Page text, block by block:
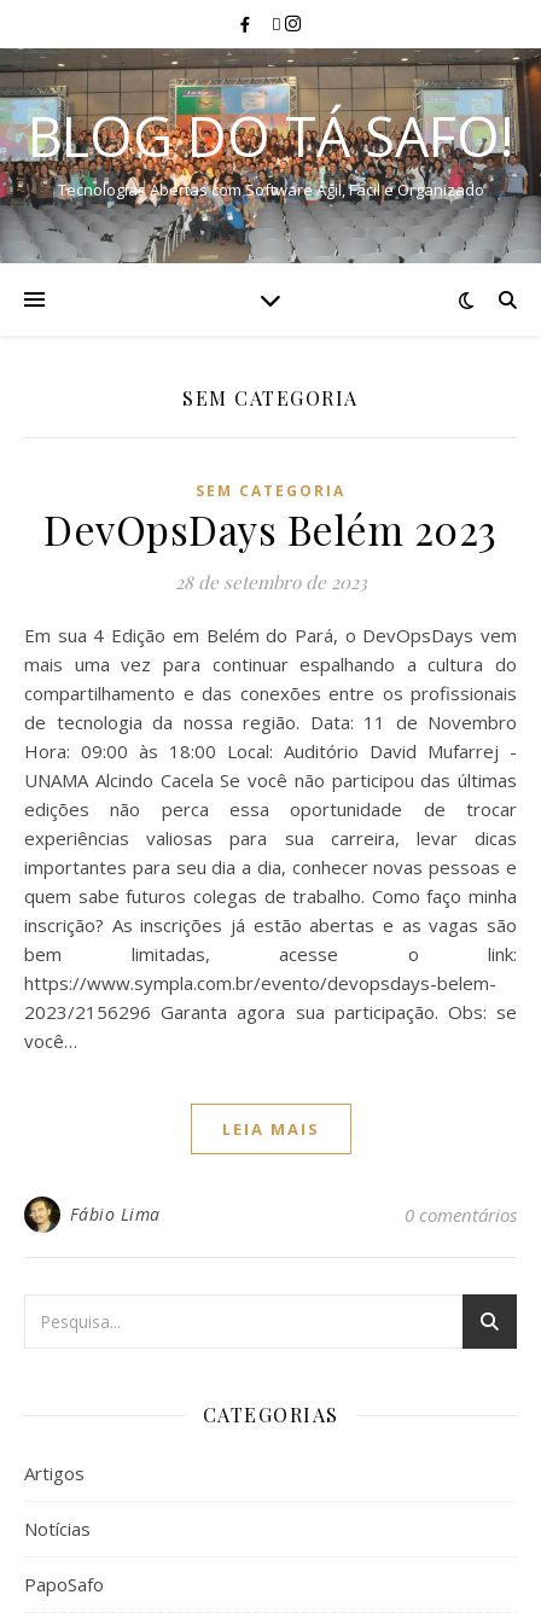
BLOG DO TÁ SAFO!
Tecnologias Abertas com Software Ágil, Fácil e Organizado
SEM CATEGORIA
SEM CATEGORIA
DevOpsDays Belém 2023
28 de setembro de 2023
Em sua 4 Edição em Belém do Pará, o DevOpsDays vem
mais uma vez para continuar espalhando a cultura do
compartilhamento e das conexões entre os profissionais
de tecnologia da nossa região. Data: 11 de Novembro
Hora: 09:00 às 18:00 Local: Auditório David Mufarrej -
UNAMA Alcindo Cacela Se você não participou das últimas
edições não perca essa oportunidade de trocar
experiências valiosas para sua carreira, levar dicas
importantes para seu dia a dia, conhecer novas pessoas e
quem sabe futuros colegas de trabalho. Como faço minha
inscrição? As inscrições já estão abertas e as vagas são
bem limitadas, acesse o link:
https://www.sympla.com.br/evento/devopsdays-belem-
2023/2156296 Garanta agora sua participação. Obs: se
você…
LEIA MAIS
Fábio Lima 0 comentários
CATEGORIAS
Artigos
Notícias
PapoSafo